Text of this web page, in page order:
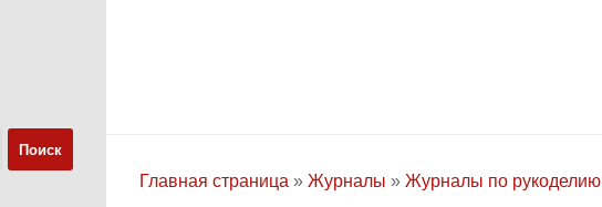
Главная страница » Журналы » Журналы по рукоделию